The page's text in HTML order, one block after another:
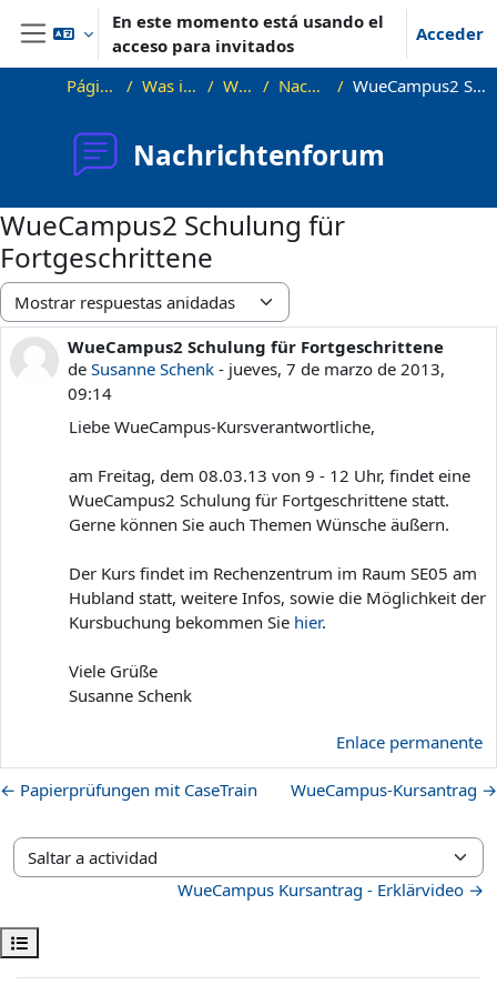
Salta al contenido principal
Panel lateral
En este momento está usando el
acceso para invitados
Acceder
Abrir índice del curso
Página Principal Was ist WueCampus WueCampus Nachrichtenforum WueCampus2 Schulung für Fortgeschrittene
Nachrichtenforum
WueCampus2 Schulung für
Fortgeschrittene
Mostrar modo
WueCampus2 Schulung für Fortgeschrittene
deSusanne Schenk - jueves, 7 de marzo de 2013,
09:14
Número de respuestas: 0
Liebe WueCampus-Kursverantwortliche,
am Freitag, dem 08.03.13 von 9 - 12 Uhr, findet eine
WueCampus2 Schulung für Fortgeschrittene statt.
Gerne können Sie auch Themen Wünsche äußern.
Der Kurs findet im Rechenzentrum im Raum SE05 am
Hubland statt, weitere Infos, sowie die Möglichkeit der
Kursbuchung bekommen Sie hier.
Viele Grüße
Susanne Schenk
Enlace permanente
← Papierprüfungen mit CaseTrain WueCampus-Kursantrag →
Saltar a actividad
WueCampus Kursantrag - Erklärvideo →